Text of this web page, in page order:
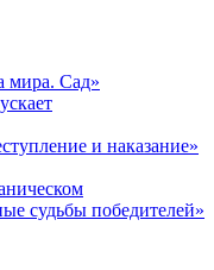
мира. Сад»
и наказание»
судьбы победителей»